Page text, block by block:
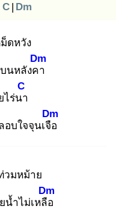
C | Dm
ดหวัง
นหลังคา
Dm
ไร่นา
C
บใจจุนเจือ
Dm
วมหม้าย
น้ำไม่เหลือ
Dm